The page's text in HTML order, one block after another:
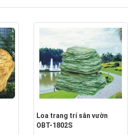
Loa trang trí sân vườn
OBT-1802S